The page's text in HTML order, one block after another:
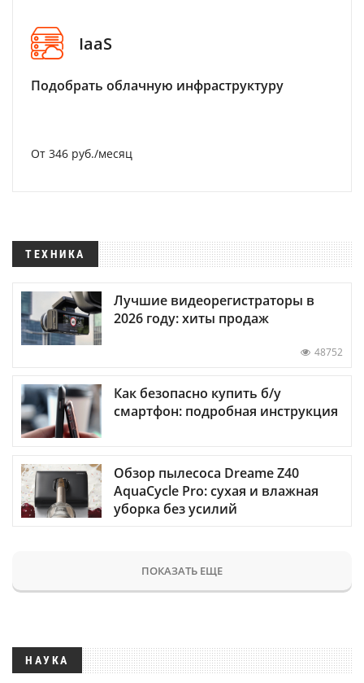
IaaS
Подобрать облачную инфраструктуру
От 346 руб./месяц
ТЕХНИКА
Лучшие видеорегистраторы в
2026 году: хиты продаж
48752
Как безопасно купить б/у
смартфон: подробная инструкция
Обзор пылесоса Dreame Z40
AquaCycle Pro: сухая и влажная
уборка без усилий
ПОКАЗАТЬ ЕЩЕ
НАУКА